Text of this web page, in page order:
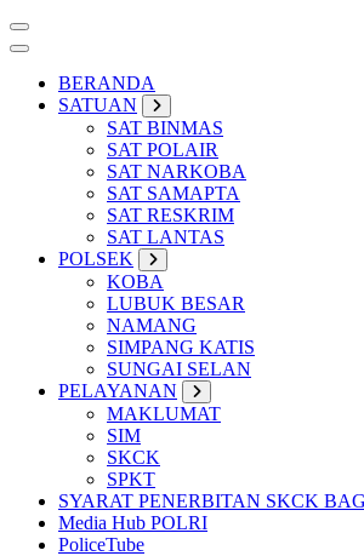
BERANDA
SATUAN
SAT BINMAS
SAT POLAIR
SAT NARKOBA
SAT SAMAPTA
SAT RESKRIM
SAT LANTAS
POLSEK
KOBA
LUBUK BESAR
NAMANG
SIMPANG KATIS
SUNGAI SELAN
PELAYANAN
MAKLUMAT
SIM
SKCK
SPKT
SYARAT PENERBITAN SKCK
Media Hub POLRI
PoliceTube